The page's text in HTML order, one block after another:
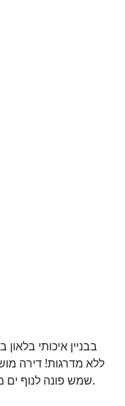
ללא מדרגות! דירה
שמש פונה לנוף ים מדהים! לכניסה מיידית, מרוהטת קומפלט.